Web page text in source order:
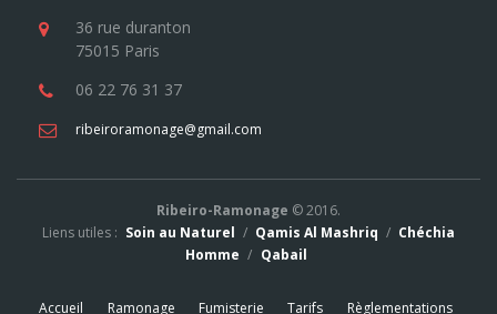
36 rue duranton
75015 Paris
06 22 76 31 37
ribeiroramonage@gmail.com
Ribeiro-Ramonage © 2016.
Liens utiles : Soin au Naturel / Qamis Al Mashriq / Chéchia
Homme / Qabail
Accueil Ramonage Fumisterie Tarifs Règlementations